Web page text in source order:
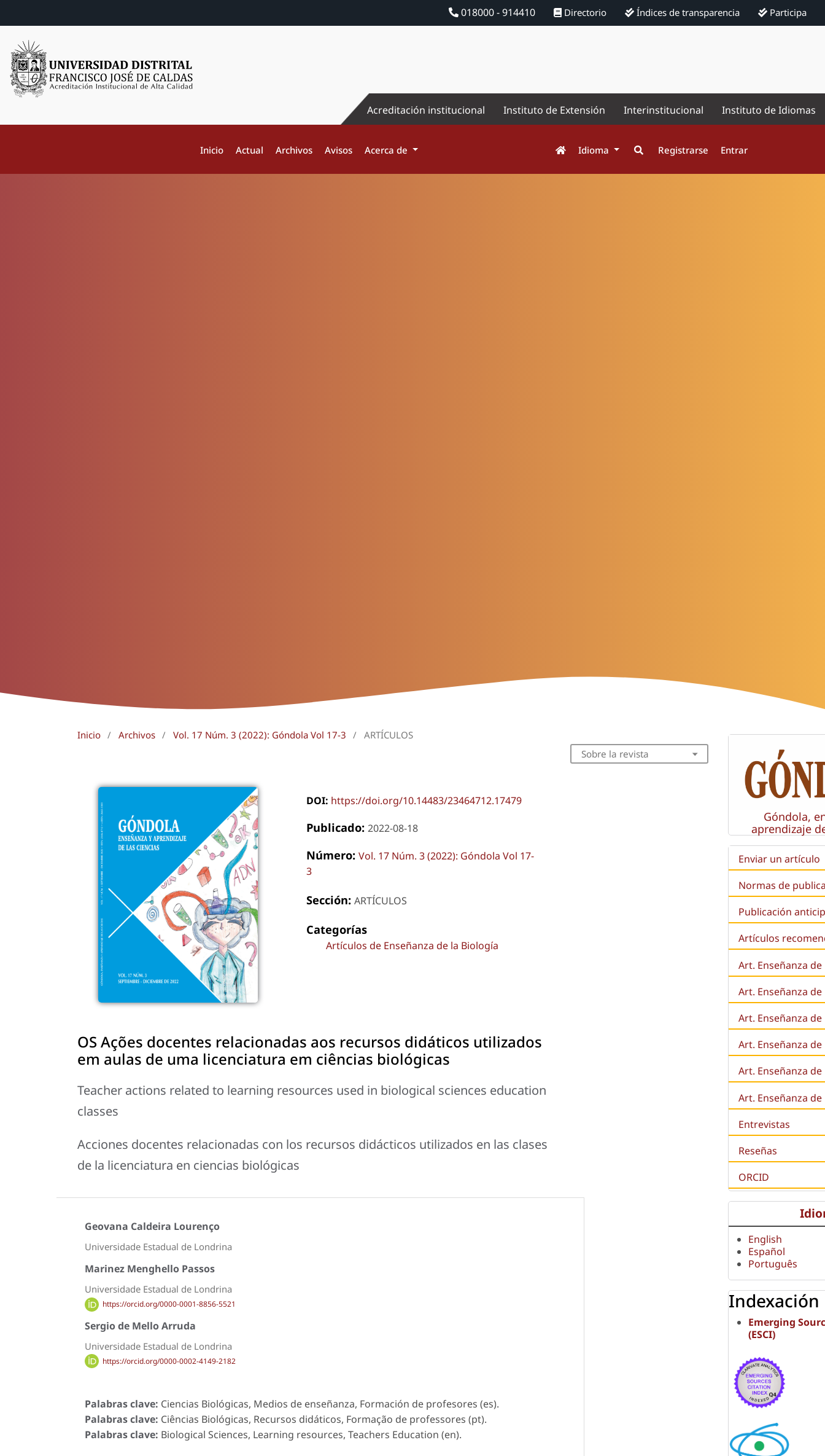
018000 - 914410 Directorio Índices de transparencia Participa
Acreditación institucional Instituto de Extensión Interinstitucional Instituto de Idiomas
Inicio Actual Archivos Avisos Acerca de Idioma Registrarse Entrar
Inicio / Archivos / Vol. 17 Núm. 3 (2022): Góndola Vol 17-3 / ARTÍCULOS
DOI: https://doi.org/10.14483/23464712.17479
Publicado: 2022-08-18
Número: Vol. 17 Núm. 3 (2022): Góndola Vol 17-
3
Sección: ARTÍCULOS
Categorías
Artículos de Enseñanza de la Biología
OS Ações docentes relacionadas aos recursos didáticos utilizados
em aulas de uma licenciatura em ciências biológicas
Teacher actions related to learning resources used in biological sciences education
classes
Acciones docentes relacionadas con los recursos didácticos utilizados en las clases
de la licenciatura en ciencias biológicas
Geovana Caldeira Lourenço
Universidade Estadual de Londrina
Marinez Menghello Passos
Universidade Estadual de Londrina
https://orcid.org/0000-0001-8856-5521
Sergio de Mello Arruda
Universidade Estadual de Londrina
https://orcid.org/0000-0002-4149-2182
Palabras clave: Ciencias Biológicas, Medios de enseñanza, Formación de profesores (es).
Palabras clave: Ciências Biológicas, Recursos didáticos, Formação de professores (pt).
Palabras clave: Biological Sciences, Learning resources, Teachers Education (en).
Sobre la revista
Góndola,
aprendizaje
Enviar un artículo
Normas de
Publicación
Artículos
Art. Enseñanza
Art. Enseñanza
Art. Enseñanza de
Art. Enseñanza de
Art. Enseñanza
Art. Enseñanza
Entrevistas
Reseñas
ORCID
English
Español
Português
Indexación
Emerging
(ESCI)